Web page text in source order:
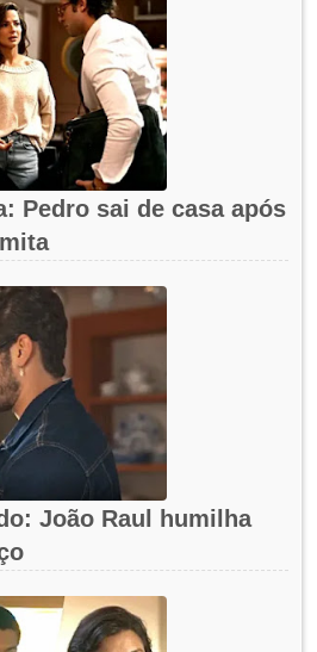
Pedro sai de casa após
João Raul humilha